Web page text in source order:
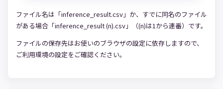
ファイル名は「inference_result.csv」か、すでに同名のファイル
がある場合「inference_result (n).csv」（(n)は1から連番）です。
ファイルの保存先はお使いのブラウザの設定に依存しますので、
ご利用環境の設定をご確認ください。